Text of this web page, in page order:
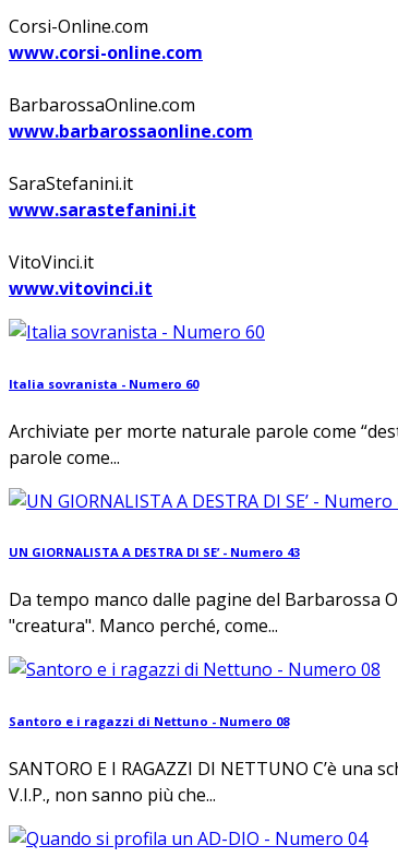
Corsi-Online.com
www.corsi-online.com
BarbarossaOnline.com
www.barbarossaonline.com
SaraStefanini.it
www.sarastefanini.it
VitoVinci.it
www.vitovinci.it
Italia sovranista - Numero 60
Archiviate per morte naturale parole come
parole come...
UN GIORNALISTA A DESTRA DI SE’ - Numero 43
Da tempo manco dalle pagine del Barbarossa
"creatura". Manco perché, come...
Santoro e i ragazzi di Nettuno - Numero 08
SANTORO E I RAGAZZI DI NETTUNO C’è
V.I.P., non sanno più che...